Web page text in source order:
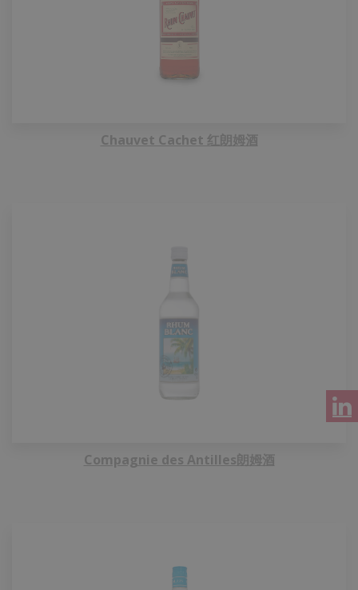
Chauvet Cachet 红朗姆酒
Compagnie des Antilles朗姆酒